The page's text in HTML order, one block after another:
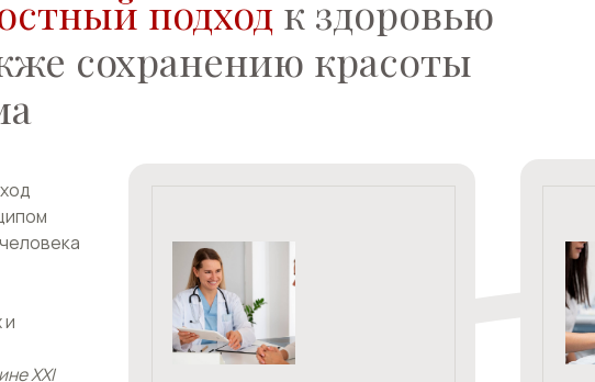
Консультации
специалистов
Анализы и
обследования
Подология